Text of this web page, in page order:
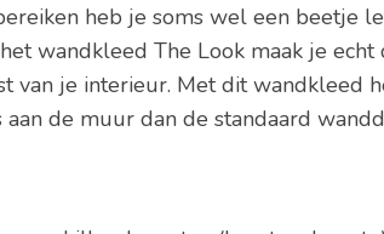
heb je soms wel een beetje
wandkleed The Look maak je echt
van je interieur. Met dit wandkleed
de muur dan de standaard